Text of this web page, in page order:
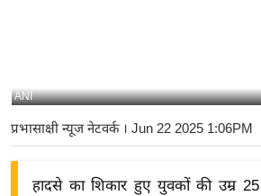
य
ज़
ANI
प्रभासाक्षी न्यूज नेटवर्क। Jun 22 2025 1:06PM
हादसे का शिकार हुए युवकों की उम्र